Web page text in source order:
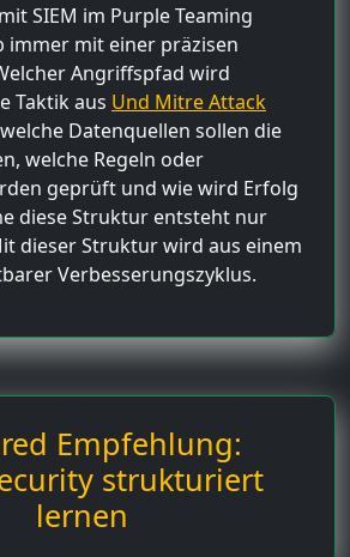
SIEM im Purple Teaming
immer mit einer präzisen
Angriffspfad wird
Taktik aus Und Mitre Attack
Datenquellen sollen die
welche Regeln oder
geprüft und wie wird Erfolg
diese Struktur entsteht nur
dieser Struktur wird aus einem
Verbesserungszyklus.
Empfehlung:
strukturiert
lernen